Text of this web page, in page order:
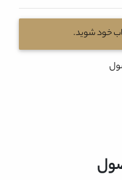
خود شوید.